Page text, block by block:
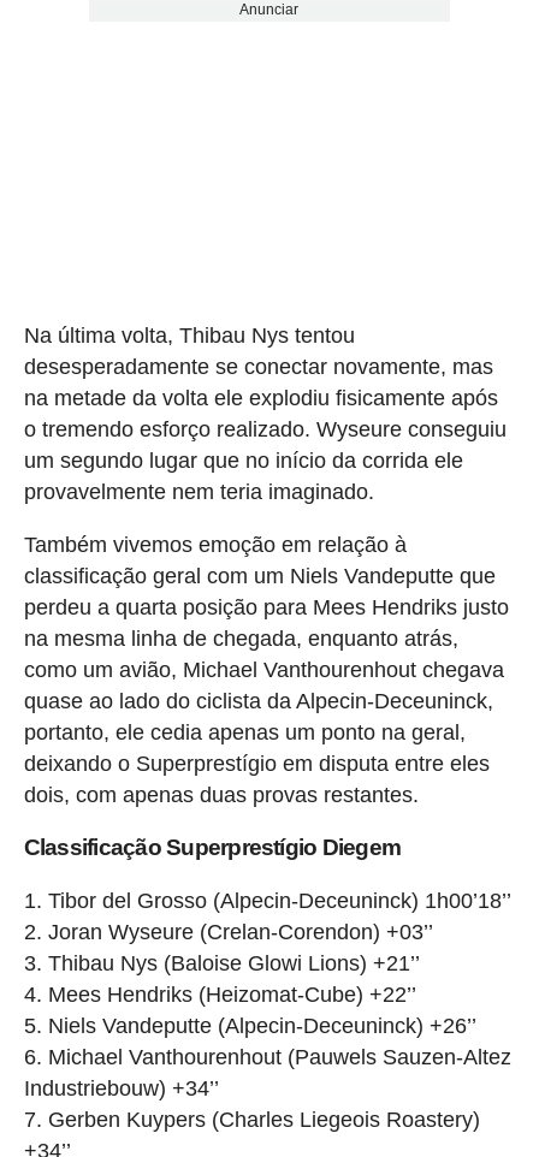
Anunciar
Na última volta, Thibau Nys tentou
desesperadamente se conectar novamente, mas
na metade da volta ele explodiu fisicamente após
o tremendo esforço realizado. Wyseure conseguiu
um segundo lugar que no início da corrida ele
provavelmente nem teria imaginado.
Também vivemos emoção em relação à
classificação geral com um Niels Vandeputte que
perdeu a quarta posição para Mees Hendriks justo
na mesma linha de chegada, enquanto atrás,
como um avião, Michael Vanthourenhout chegava
quase ao lado do ciclista da Alpecin-Deceuninck,
portanto, ele cedia apenas um ponto na geral,
deixando o Superprestígio em disputa entre eles
dois, com apenas duas provas restantes.
Classificação Superprestígio Diegem
Tibor del Grosso (Alpecin-Deceuninck) 1h00’18’’
Joran Wyseure (Crelan-Corendon) +03’’
Thibau Nys (Baloise Glowi Lions) +21’’
Mees Hendriks (Heizomat-Cube) +22’’
Niels Vandeputte (Alpecin-Deceuninck) +26’’
Michael Vanthourenhout (Pauwels Sauzen-Altez
Industriebouw) +34’’
Gerben Kuypers (Charles Liegeois Roastery)
+34’’